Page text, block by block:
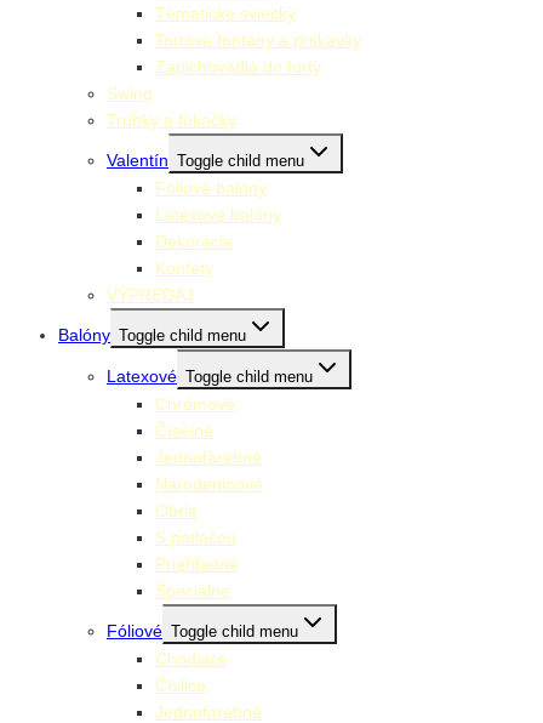
Tématické sviecky
Tortové fontány a prskavky
Zapichovadlá do torty
Swing
Trúbky a fúkačky
Valentín Toggle child menu
Fóliové balóny
Latexové balóny
Dekorácie
Konfety
VÝPREDAJ
Balóny Toggle child menu
Latexové Toggle child menu
Chrómové
Číselné
Jednofarebné
Narodeninové
Obrie
S potlačou
Priehľadné
Špeciálne
Fóliové Toggle child menu
Chodiace
Číslice
Jednofarebné